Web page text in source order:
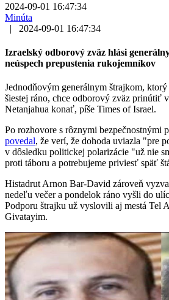
2024-09-01 16:47:34
Minúta
|
2024-09-01 16:47:34
Izraelský odborový zväz hlási
neúspech prepustenia rukojemníkov
Jednodňovým generálnym štrajkom,
šiestej ráno, chce odborový zväz prinútiť
Netanjahua konať, píše Times of Israel.
Po rozhovore s rôznymi bezpečnostnými
povedal, že verí, že dohoda uviazla "pre
v dôsledku politickej polarizácie "už nie
proti táboru a potrebujeme priviesť späť
Histadrut Arnon Bar-David zároveň
nedeľu večer a pondelok ráno vyšli do
Podporu štrajku už vyslovili aj mestá Tel
Givatayim.